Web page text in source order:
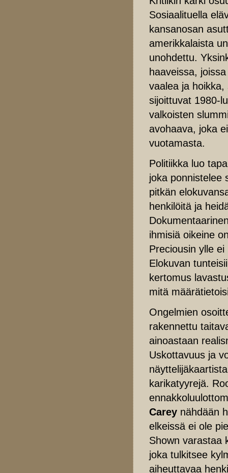
Sosiaalituella
kansanosan
amerikkalaista
unohdettu.
haaveissa,
vaalea ja hoikka,
sijoittuvat 1980-
valkoisten
avohaava, joka
vuotamasta.
Politiikka luo
joka ponnistelee
pitkän
henkilöitä ja
ihmisiä oikeine
Preciousin ylle
Elokuvan
kertomus
mitä
Ongelmien
rakennettu
ainoastaan
Uskottavuus ja
karikatyyrejä.
Carey nähdään
elkeissä ei ole
Shown varastaa
joka tulkitsee
aiheuttavaa